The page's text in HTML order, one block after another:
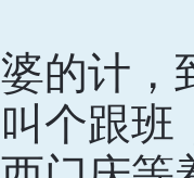
的计，
个跟班